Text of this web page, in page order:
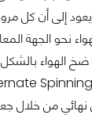
إلى أن كل
نحو الجهة
ضخ الهواء
Spinning
من خلال